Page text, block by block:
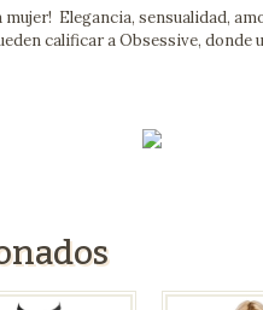
Elegancia, sensualidad,
calificar a Obsessive, donde